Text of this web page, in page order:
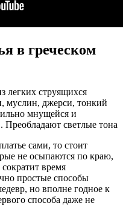
в греческом
легких струящихся
муслин, джерси, тонкий
мнущейся и
Преобладают светлые тона
сами, то стоит
не осыпаются по краю,
время
простые способы
но вполне годное к
способа даже не